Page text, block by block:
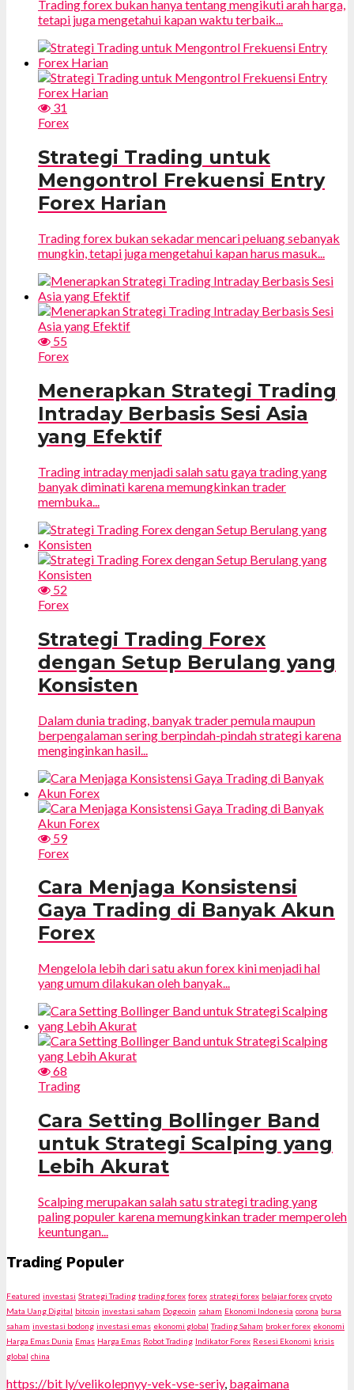
Trading forex bukan hanya tentang mengikuti arah harga,
tetapi juga mengetahui kapan waktu terbaik...
31
Forex
Strategi Trading untuk
Mengontrol Frekuensi Entry
Forex Harian
Trading forex bukan sekadar mencari peluang sebanyak
mungkin, tetapi juga mengetahui kapan harus masuk...
55
Forex
Menerapkan Strategi Trading
Intraday Berbasis Sesi Asia
yang Efektif
Trading intraday menjadi salah satu gaya trading yang
banyak diminati karena memungkinkan trader
membuka...
52
Forex
Strategi Trading Forex
dengan Setup Berulang yang
Konsisten
Dalam dunia trading, banyak trader pemula maupun
berpengalaman sering berpindah-pindah strategi karena
menginginkan hasil...
59
Forex
Cara Menjaga Konsistensi
Gaya Trading di Banyak Akun
Forex
Mengelola lebih dari satu akun forex kini menjadi hal
yang umum dilakukan oleh banyak...
68
Trading
Cara Setting Bollinger Band
untuk Strategi Scalping yang
Lebih Akurat
Scalping merupakan salah satu strategi trading yang
paling populer karena memungkinkan trader memperoleh
keuntungan...
Trading Populer
Featured investasi Strategi Trading trading forex forex strategi forex belajar forex crypto
Mata Uang Digital bitcoin investasi saham Dogecoin saham Ekonomi Indonesia corona bursa
saham investasi bodong investasi emas ekonomi global Trading Saham broker forex ekonomi
Harga Emas Dunia Emas Harga Emas Robot Trading Indikator Forex Resesi Ekonomi krisis
global china
https://bit ly/velikolepnyy-vek-vse-seriy, bagaimana